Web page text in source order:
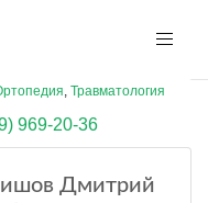
, Травматология
969-20-36
Дмитрий